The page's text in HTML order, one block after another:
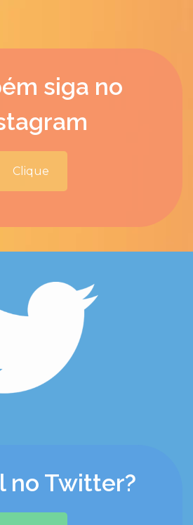
siga no
Clique
no Twitter?